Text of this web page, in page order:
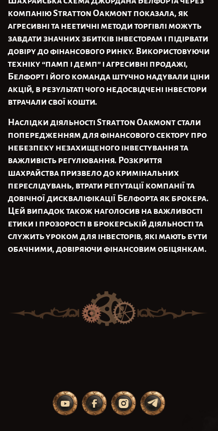
компанію Stratton Oakmont показала, як
агресивні та неетичні методи торгівлі можуть
завдати значних збитків інвесторам і підірвати
довіру до фінансового ринку. Використовуючи
техніку “памп і демп” і агресивні продажі,
Белфорт і його команда штучно надували ціни
акцій, в результаті чого недосвідчені інвестори
втрачали свої кошти.
Наслідки діяльності Stratton Oakmont стали
попередженням для фінансового сектору про
небезпеку незахищеного інвестування та
важливість регулювання. Розкриття
шахрайства призвело до кримінальних
переслідувань, втрати репутації компанії та
довічної дискваліфікації Белфорта як брокера.
Цей випадок також наголосив на важливості
етики і прозорості в брокерській діяльності та
служить уроком для інвесторів, які мають бути
обачними, довіряючи фінансовим обіцянкам.